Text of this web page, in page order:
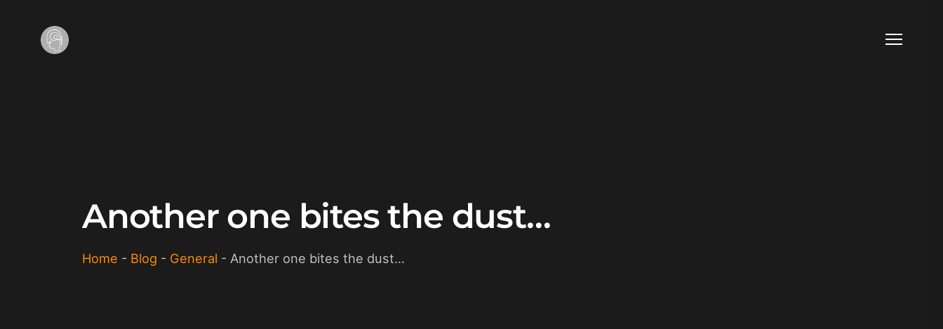
Another one bites the dust…
Home - Blog - General - Another one bites the dust…